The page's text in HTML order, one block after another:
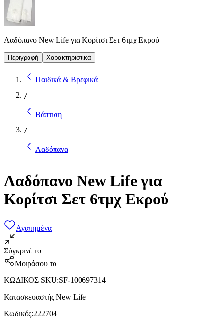
Λαδόπανο New Life για Κορίτσι Σετ 6τμχ Εκρού
Περιγραφή Χαρακτηριστικά
Παιδικά & Βρεφικά
/
Βάπτιση
/
Λαδόπανα
Λαδόπανο New Life για
Κορίτσι Σετ 6τμχ Εκρού
Αγαπημένα
Σύγκρινέ το
Μοιράσου το
ΚΩΔΙΚΟΣ SKU:SF-100697314
Κατασκευαστής:New Life
Κωδικός:222704